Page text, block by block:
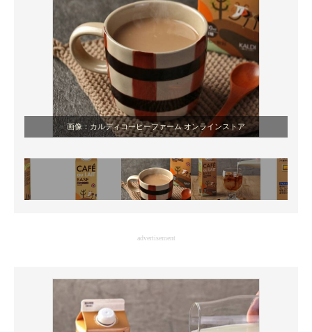
画像：カルディコーヒーファーム オンラインストア
advertisement